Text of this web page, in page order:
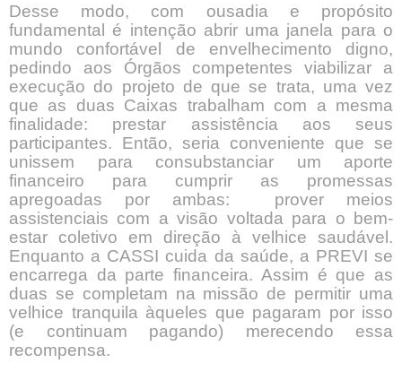
Desse modo, com ousadia e propósito
fundamental é intenção abrir uma janela para o
mundo confortável de envelhecimento digno,
pedindo aos Órgãos competentes viabilizar a
execução do projeto de que se trata, uma vez
que as duas Caixas trabalham com a mesma
finalidade: prestar assistência aos seus
participantes. Então, seria conveniente que se
unissem para consubstanciar um aporte
financeiro para cumprir as promessas
apregoadas por ambas:
prover meios
assistenciais com a visão voltada para o bem-
estar coletivo em direção à velhice saudável.
Enquanto a CASSI cuida da saúde, a PREVI se
encarrega da parte financeira. Assim é que as
duas se completam na missão de permitir uma
velhice tranquila àqueles que pagaram por isso
(e continuam pagando) merecendo essa
recompensa.